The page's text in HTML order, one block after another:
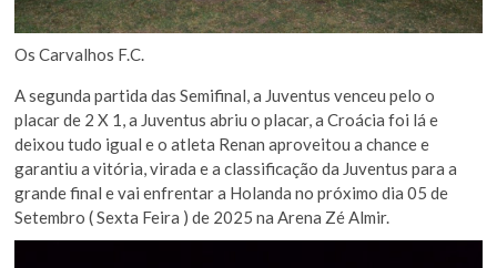
Os Carvalhos F.C.
A segunda partida das Semifinal, a Juventus venceu pelo o
placar de 2 X 1, a Juventus abriu o placar, a Croácia foi lá e
deixou tudo igual e o atleta Renan aproveitou a chance e
garantiu a vitória, virada e a classificação da Juventus para a
grande final e vai enfrentar a Holanda no próximo dia 05 de
Setembro ( Sexta Feira ) de 2025 na Arena Zé Almir.